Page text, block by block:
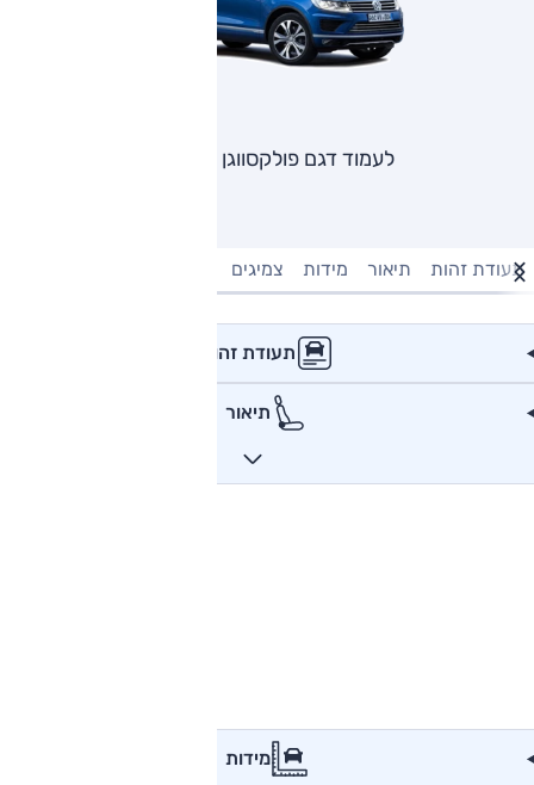
לעמוד דגם פולקסווגן טוארג
תעודת זהות תיאור מידות צמיגים
תעודת זהות
תיאור
מידות